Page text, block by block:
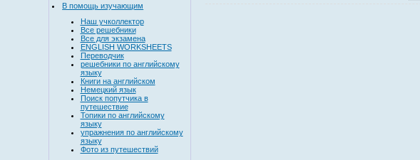
В помощь изучающим
Наш учколлектор
Все решебники
Все для экзамена
ENGLISH WORKSHEETS
Переводчик
решебники по английскому
языку
Книги на английском
Немецкий язык
Поиск попутчика в
путешествие
Топики по английскому
языку
упражнения по английскому
языку
Фото из путешествий